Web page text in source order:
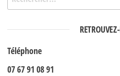
Téléphone
07 67 91 08 91